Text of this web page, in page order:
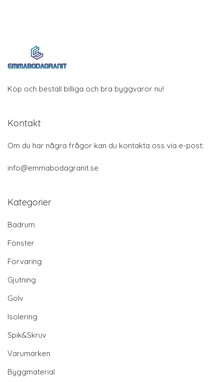
Köp och beställ billiga och bra byggvaror nu!
Kontakt
Om du har några frågor kan du kontakta oss via e-post:
info@emmabodagranit.se
Kategorier
Badrum
Fönster
Förvaring
Gjutning
Golv
Isolering
Spik&Skruv
Varumärken
Byggmaterial